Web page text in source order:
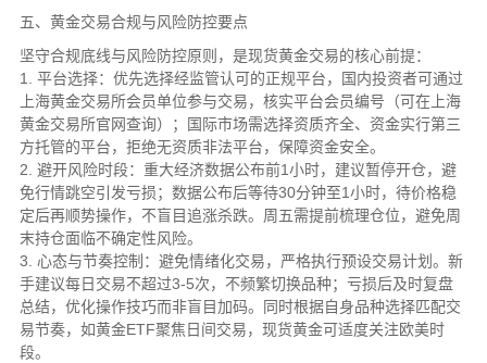
五、黄金交易合规与风险防控要点
坚守合规底线与风险防控原则，是现货黄金交易的核心前提：
1. 平台选择：优先选择经监管认可的正规平台，国内投资者可通过
上海黄金交易所会员单位参与交易，核实平台会员编号（可在上海
黄金交易所官网查询）；国际市场需选择资质齐全、资金实行第三
方托管的平台，拒绝无资质非法平台，保障资金安全。
2. 避开风险时段：重大经济数据公布前1小时，建议暂停开仓，避
免行情跳空引发亏损；数据公布后等待30分钟至1小时，待价格稳
定后再顺势操作，不盲目追涨杀跌。周五需提前梳理仓位，避免周
末持仓面临不确定性风险。
3. 心态与节奏控制：避免情绪化交易，严格执行预设交易计划。新
手建议每日交易不超过3-5次，不频繁切换品种；亏损后及时复盘
总结，优化操作技巧而非盲目加码。同时根据自身品种选择匹配交
易节奏，如黄金ETF聚焦日间交易，现货黄金可适度关注欧美时
段。